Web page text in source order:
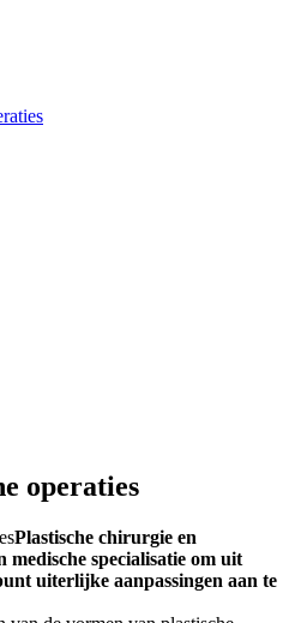
operaties
Plastische chirurgie en
medische specialisatie om uit
uiterlijke aanpassingen aan te